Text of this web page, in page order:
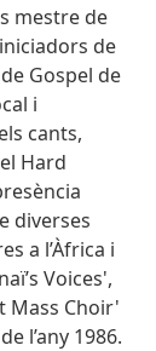
mestre de
de
Gospel de
i
cants,
Hard
diverses
a l’Àfrica i
Voices',
Mass Choir'
l’any 1986.